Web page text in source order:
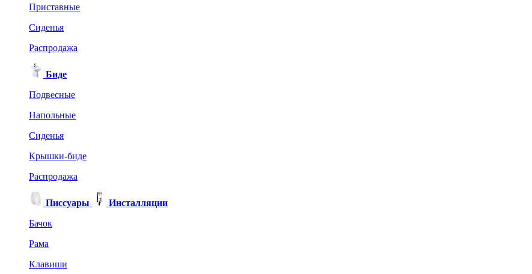
Приставные
Сиденья
Распродажа
Биде
Подвесные
Напольные
Сиденья
Крышки-биде
Распродажа
Писсуары
Инсталляции
Бачок
Рама
Клавиши